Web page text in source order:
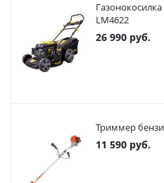
LM4622
26 990 руб.
Триммер
11 590 руб.